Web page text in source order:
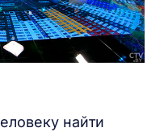
найти